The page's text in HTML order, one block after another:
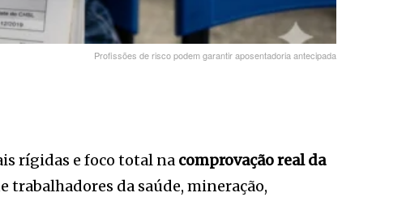
Profissões de risco podem garantir aposentadoria antecipada
rígidas e foco total na comprovação real da
trabalhadores da saúde, mineração,